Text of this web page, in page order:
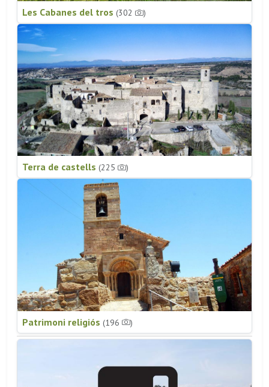
Les Cabanes del tros (302 )
Terra de castells (225 )
Patrimoni religiós (196 )